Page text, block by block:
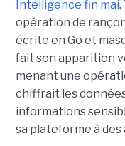
Intelligence fin mai.
opération de
écrite en Go et
fait son apparition
menant une
chiffrait les
informations
sa plateforme à